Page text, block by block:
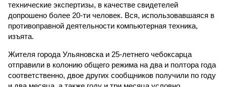
технические экспертизы, в качестве свидетелей
допрошено более 20-ти человек. Вся, использовавшаяся в
противоправной деятельности компьютерная техника,
изъята.
Жителя города Ульяновска и 25-летнего чебоксарца
отправили в колонию общего режима на два и полтора года
соответственно, двое других сообщников получили по году